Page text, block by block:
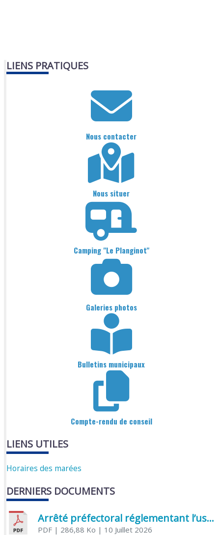
LIENS PRATIQUES
Nous contacter
Nous situer
Camping "Le Planginot"
Galeries photos
Bulletins municipaux
Compte-rendu de conseil
LIENS UTILES
Horaires des marées
DERNIERS DOCUMENTS
Arrêté préfectoral réglementant l’usage de l’eau
PDF| 286,88 Ko | 10 Juillet 2026